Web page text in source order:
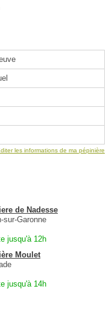
les informations de ma pépinière
de Nadesse
sur-Garonne
jusqu'à 12h
Moulet
jusqu'à 14h